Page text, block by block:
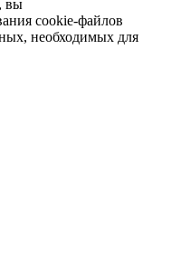
вы
cookie-файлов
необходимых для